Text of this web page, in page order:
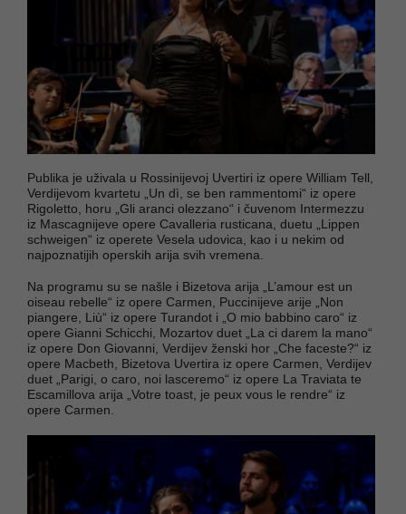
Publika je uživala u Rossinijevoj Uvertiri iz opere William Tell,
Verdijevom kvartetu „Un dì, se ben rammentomi“ iz opere
Rigoletto, horu „Gli aranci olezzano“ i čuvenom Intermezzu
iz Mascagnijeve opere Cavalleria rusticana, duetu „Lippen
schweigen“ iz operete Vesela udovica, kao i u nekim od
najpoznatijih operskih arija svih vremena.
Na programu su se našle i Bizetova arija „L’amour est un
oiseau rebelle“ iz opere Carmen, Puccinijeve arije „Non
piangere, Liù“ iz opere Turandot i „O mio babbino caro“ iz
opere Gianni Schicchi, Mozartov duet „La ci darem la mano“
iz opere Don Giovanni, Verdijev ženski hor „Che faceste?“ iz
opere Macbeth, Bizetova Uvertira iz opere Carmen, Verdijev
duet „Parigi, o caro, noi lasceremo“ iz opere La Traviata te
Escamillova arija „Votre toast, je peux vous le rendre“ iz
opere Carmen.